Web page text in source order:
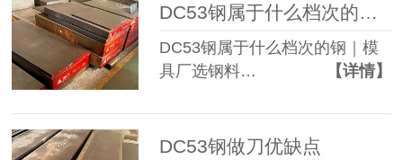
DC53钢属于什么档次的钢材
DC53钢属于什么档次的钢｜模
具厂选钢料…
【详情】
DC53钢做刀优缺点